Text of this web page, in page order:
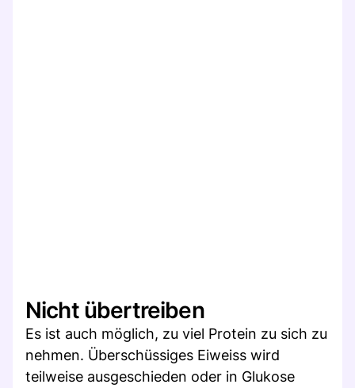
Nicht übertreiben
Es ist auch möglich, zu viel Protein zu sich zu
nehmen. Überschüssiges Eiweiss wird
teilweise ausgeschieden oder in Glukose